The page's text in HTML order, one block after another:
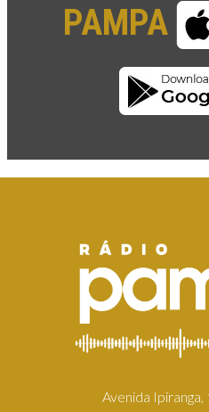
PAMPA
Avenida Ipiranga,